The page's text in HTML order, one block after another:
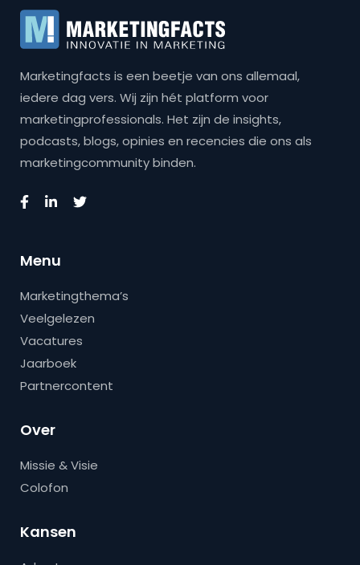
Marketingfacts is een beetje van ons allemaal,
iedere dag vers. Wij zijn hét platform voor
marketingprofessionals. Het zijn de insights,
podcasts, blogs, opinies en recencies die ons als
marketingcommunity binden.
Menu
Marketingthema’s
Veelgelezen
Vacatures
Jaarboek
Partnercontent
Over
Missie & Visie
Colofon
Kansen